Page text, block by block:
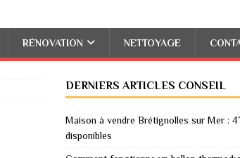
RÉNOVATION NETTOYAGE
DERNIERS ARTICLES CONSEIL
Maison à vendre Brétignolles sur Mer :
disponibles